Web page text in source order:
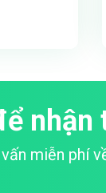
nhận
miễn phí